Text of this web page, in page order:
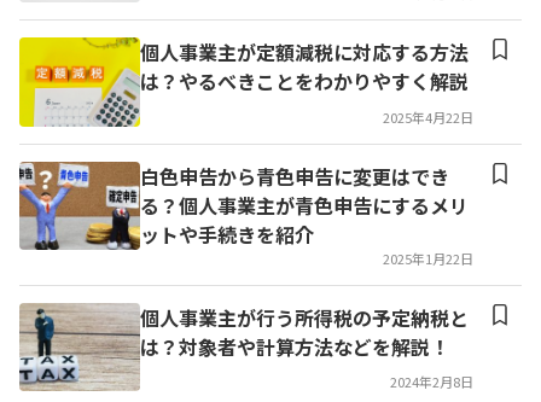
個人事業主が定額減税に対応する方法
は？やるべきことをわかりやすく解説
2025年4月22日
白色申告から青色申告に変更はでき
る？個人事業主が青色申告にするメリ
ットや手続きを紹介
2025年1月22日
個人事業主が行う所得税の予定納税と
は？対象者や計算方法などを解説！
2024年2月8日